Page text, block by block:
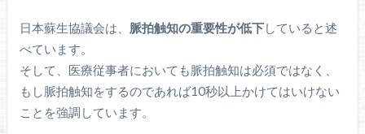
日本蘇生協議会は、 脈拍触知の重要性が低下していると述
べています。
そして、医療従事者においても脈拍触知は必須ではなく、
もし脈拍触知をするのであれば10秒以上かけてはいけない
ことを強調しています。